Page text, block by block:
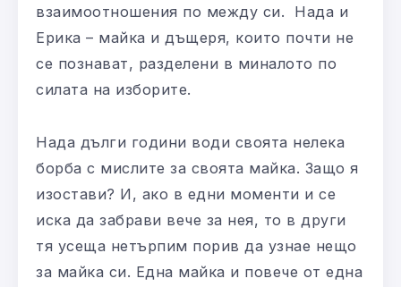
взаимоотношения по между си. Нада и
Ерика – майка и дъщеря, които почти не
се познават, разделени в миналото по
силата на изборите.
Нада дълги години води своята нелека
борба с мислите за своята майка. Защо я
изостави? И, ако в едни моменти и се
иска да забрави вече за нея, то в други
тя усеща нетърпим порив да узнае нещо
за майка си. Една майка и повече от една